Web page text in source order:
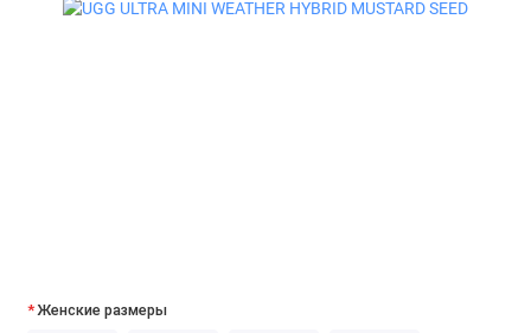
Женские размеры